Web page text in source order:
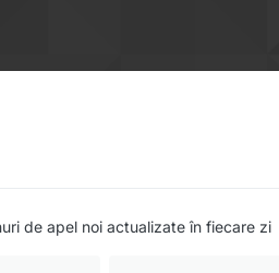
de apel noi actualizate în fiecare zi